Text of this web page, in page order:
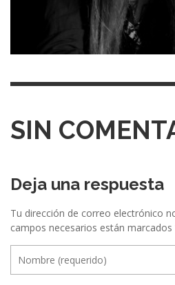
SIN
Deja una respuesta
Tu dirección de correo electrónico
campos necesarios están marcados